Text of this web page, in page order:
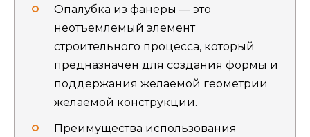
Опалубка из фанеры — это
неотъемлемый элемент
строительного процесса, который
предназначен для создания формы и
поддержания желаемой геометрии
желаемой конструкции.
Преимущества использования